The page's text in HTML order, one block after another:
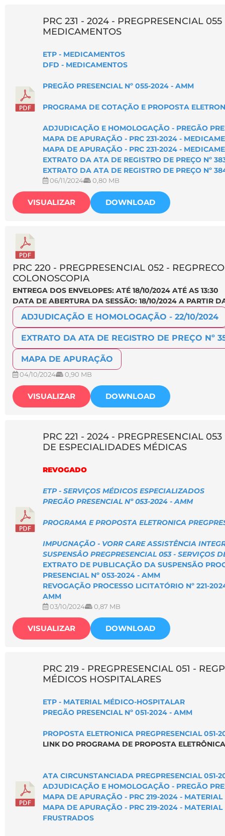
PRC 231 - 2024 - PREGPRESENCIAL
MEDICAMENTOS
ETP - MEDICAMENTOS
DFD - MEDICAMENTOS
PREGÃO PRESENCIAL Nº 055-2024 - AMM
PROGRAMA DE COTAÇÃO E PROPOSTA
ADJUDICAÇÃO E HOMOLOGAÇÃO - PREGÃO
MAPA DE APURAÇÃO - PRC 231-2024 -
MAPA DE APURAÇÃO - PRC 231-2024 -
EXTRATO DA ATA DE REGISTRO DE PREÇO Nº
EXTRATO DA ATA DE REGISTRO DE PREÇO Nº
06/11/2024 0,80 MB
VISUALIZAR DOWNLOAD
PRC 220 - PREGPRESENCIAL 052 -
COLONOSCOPIA
ENTREGA DOS ENVELOPES: ATÉ 18/10/2024 ATÉ AS 13:30
DATA DE ABERTURA DA SESSÃO: 18/10/2024 A PARTIR
ADJUDICAÇÃO E HOMOLOGAÇÃO - 22/10/2024
EXTRATO DA ATA DE REGISTRO DE PREÇO Nº
MAPA DE APURAÇÃO
04/10/2024 0,90 MB
VISUALIZAR DOWNLOAD
PRC 221 - 2024 - PREGPRESENCIAL
DE ESPECIALIDADES MÉDICAS
REVOGADO
ETP - SERVIÇOS MÉDICOS ESPECIALIZADOS
PREGÃO PRESENCIAL Nº 053-2024 - AMM
PROGRAMA E PROPOSTA ELETRONICA
IMPUGNAÇÃO - VORR CARE ASSISTÊNCIA
SUSPENSÂO PREGPRESENCIAL 053 - SERVIÇOS
EXTRATO DE PUBLICAÇÃO DA SUSPENSÃO
PRESENCIAL Nº 053-2024 - AMM
REVOGAÇÃO PROCESSO LICITATÓRIO Nº 221-
AMM
03/10/2024 0,87 MB
VISUALIZAR DOWNLOAD
PRC 219 - PREGPRESENCIAL 051 -
MÉDICOS HOSPITALARES
ETP - MATERIAL MÉDICO-HOSPITALAR
PREGÃO PRESENCIAL Nº 051-2024 - AMM
PROPOSTA ELETRONICA PREGPRESENCIAL 051-
LINK DO PROGRAMA DE PROPOSTA
ATA CIRCUNSTANCIADA PREGPRESENCIAL
ADJUDICAÇÃO E HOMOLOGAÇÃO - PREGÃO
MAPA DE APURAÇÃO - PRC 219-2024 -
MAPA DE APURAÇÃO - PRC 219-2024 -
FRUSTRADOS